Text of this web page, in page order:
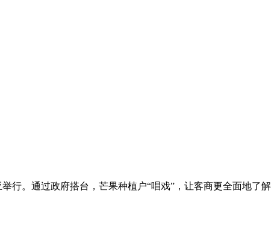
行。通过政府搭台，芒果种植户“唱戏”，让客商更全面地了解